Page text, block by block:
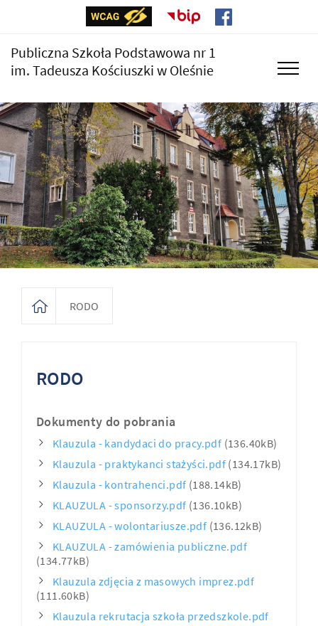
Publiczna Szkoła Podstawowa nr 1
im. Tadeusza Kościuszki w Oleśnie
RODO
RODO
Dokumenty do pobrania
Klauzula - kandydaci do pracy.pdf (136.40kB)
Klauzula - praktykanci stażyści.pdf (134.17kB)
Klauzula - kontrahenci.pdf (188.14kB)
KLAUZULA - sponsorzy.pdf (136.10kB)
KLAUZULA - wolontariusze.pdf (136.12kB)
KLAUZULA - zamówienia publiczne.pdf
(134.77kB)
Klauzula zdjęcia z masowych imprez.pdf
(111.60kB)
Klauzula rekrutacja szkoła przedszkole.pdf